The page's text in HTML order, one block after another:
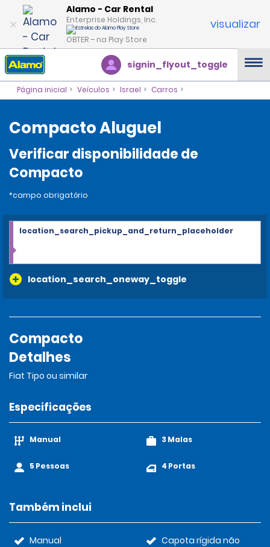
Alamo - Car Rental
Enterprise Holdings, Inc.
OBTER – na Play Store
visualizar
signin_flyout_toggle
Página inicial Veículos Israel Carros
Compacto Aluguel
Verificar disponibilidade de
Compacto
*campo obrigatório
location_search_oneway_toggle
location_search_pickup_and_return_placeholder
Compacto
Detalhes
Fiat Tipo ou similar
Especificações
Manual
5 Pessoas
3 Malas
4 Portas
Também inclui
Manual
Capota rígida não